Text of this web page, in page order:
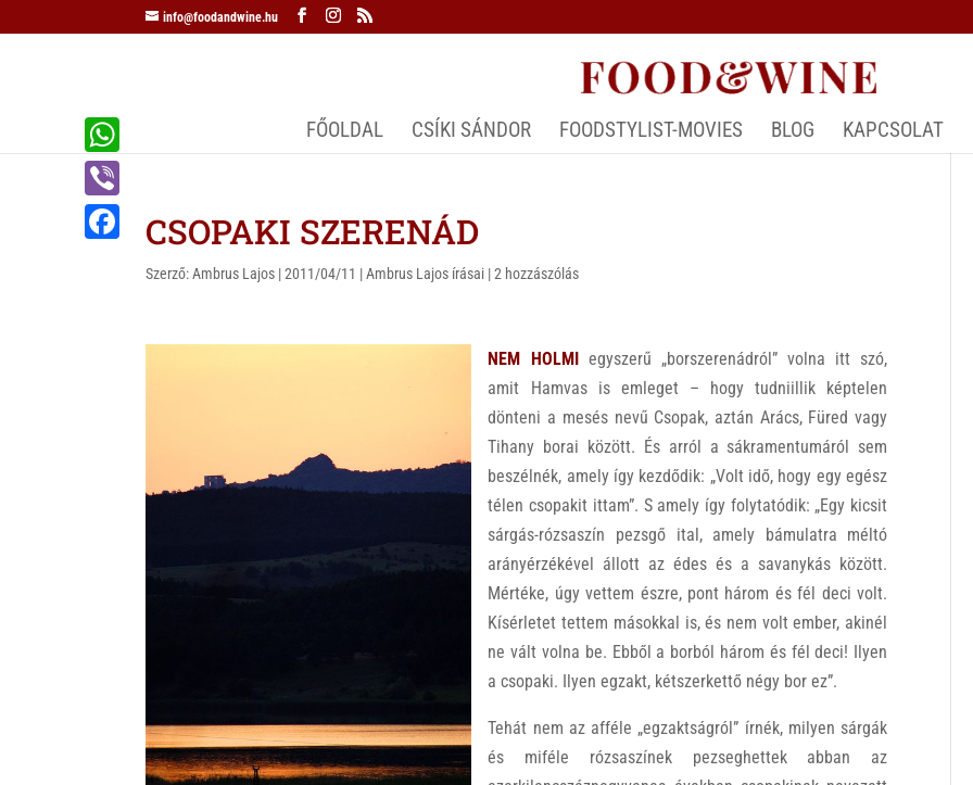
info@foodandwine.hu
FŐOLDAL CSÍKI SÁNDOR FOODSTYLIST-MOVIES BLOG KAPCSOLAT
CSOPAKI SZERENÁD
Szerző:Ambrus Lajos |2011/04/11 |Ambrus Lajos írásai |2 hozzászólás
NEM HOLMI egyszerű „borszerenádról” volna itt szó,
amit Hamvas is emleget – hogy tudniillik képtelen
dönteni a mesés nevű Csopak, aztán Arács, Füred vagy
Tihany borai között. És arról a sákramentumáról sem
beszélnék, amely így kezdődik: „Volt idő, hogy egy egész
télen csopakit ittam”. S amely így folytatódik: „Egy kicsit
sárgás-rózsaszín pezsgő ital, amely bámulatra méltó
arányérzékével állott az édes és a savanykás között.
Mértéke, úgy vettem észre, pont három és fél deci volt.
Kísérletet tettem másokkal is, és nem volt ember, akinél
ne vált volna be. Ebből a borból három és fél deci! Ilyen
a csopaki. Ilyen egzakt, kétszerkettő négy bor ez”.
Tehát nem az afféle „egzaktságról” írnék, milyen sárgák
és miféle rózsaszínek pezseghettek abban az
W
h
a
V